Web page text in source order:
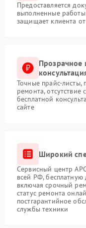
Предоставляется
выполненные
защищает клиента
Прозрачное
Точные прайс-листы,
ремонта,
бесплатной
сайте
Широкий
Сервисный центр
всей РФ, бесплатную
включая срочный
статус ремонта
постгарантийное
службы техники